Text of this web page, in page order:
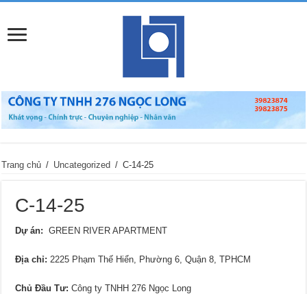
Trang chủ / Uncategorized / C-14-25
C-14-25
Dự án: GREEN RIVER APARTMENT
Địa chỉ: 2225 Phạm Thế Hiển, Phường 6, Quận 8, TPHCM
Chủ Đầu Tư: Công ty TNHH 276 Ngọc Long